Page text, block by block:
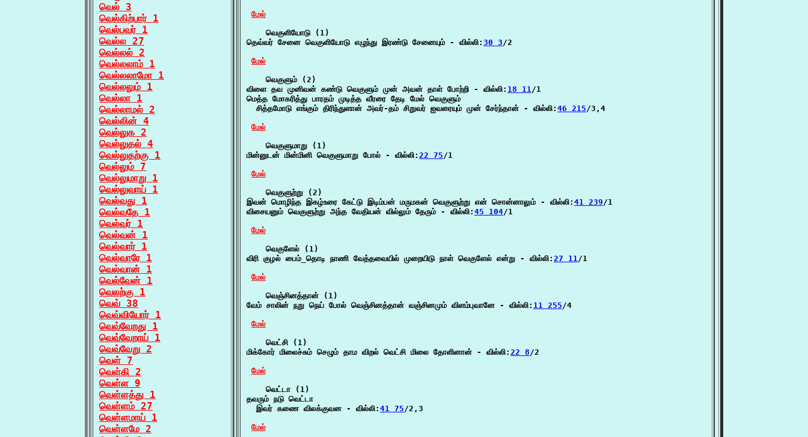
வெல் 3
வெல்கிற்பார் 1
வெல்பவர் 1
வெல்ல 27
வெல்லல் 2
வெல்லலாம் 1
வெல்லலாமோ 1
வெல்லலும் 1
வெல்லா 1
வெல்லாமல் 2
வெல்லின் 4
வெல்லுக 2
வெல்லுதல் 4
வெல்லுதற்கு 1
வெல்லும் 7
வெல்லுமாறு 1
வெல்லுவாய் 1
வெல்வது 1
வெல்வதே 1
வெல்வர் 1
வெல்வன் 1
வெல்வார் 1
வெல்வாரே 1
வெல்வான் 1
வெல்வேன் 1
வெலற்கு 1
வெவ் 38
வெவ்வியோர் 1
வெவ்வேறது 1
வெவ்வேறாய் 1
வெவ்வேறு 2
வெள் 7
வெள்கி 2
வெள்ள 9
வெள்ளத்து 1
வெள்ளம் 27
வெள்ளமாய் 1
வெள்ளமே 2
மேல்
    வெகுளியோடு (1)
தெவ்வர் சேனை வெகுளியோடு எழுந்து இரண்டு சேனையும் - வில்லி: 30 3/2
மேல்
    வெகுளும் (2)
விளை தவ முனிவன் கண்டு வெகுளும் முன் அவன் தாள் போற்றி - வில்லி: 18 11/1
மெத்த மோகரித்து பாரதம் முடித்த வீரரை தேடி மேல் வெகுளும்
  சித்தமோடு எங்கும் திரிந்துளான் அவர்-தம் சிறுவர் ஐவரையும் முன் சேர்ந்தான் - வில்லி:
46 215/3,4
மேல்
    வெகுளுமாறு (1)
மின்னுடன் மின்மினி வெகுளுமாறு போல் - வில்லி: 22 75/1
மேல்
    வெகுளுற்று (2)
இவன் மொழிந்த இகழ்உரை கேட்டு இடிம்பன் மருமகன் வெகுளுற்று என் சொன்னாலும் - வில்லி: 41 239/1
விசையனும் வெகுளுற்று அந்த வேதியன் வில்லும் தேரும் - வில்லி: 45 104/1
மேல்
    வெகுளேல் (1)
விரி குழல் பைம்_தொடி நாணி வேத்தவையில் முறையிடு நாள் வெகுளேல் என்று - வில்லி: 27 11/1
மேல்
    வெஞ்சினத்தான் (1)
வேம் சாலின் நறு நெய் போல் வெஞ்சினத்தான் வஞ்சினமும் விளம்புவானே - வில்லி: 11 255/4
மேல்
    வெட்சி (1)
மிக்கோர் மிலைச்சும் செழும் தாம விறல் வெட்சி மிலை தோளினான் - வில்லி: 22 8/2
மேல்
    வெட்டா (1)
தவரும் நடு வெட்டா
  இவர் கணை விலக்குவன - வில்லி:
41 75/2,3
மேல்